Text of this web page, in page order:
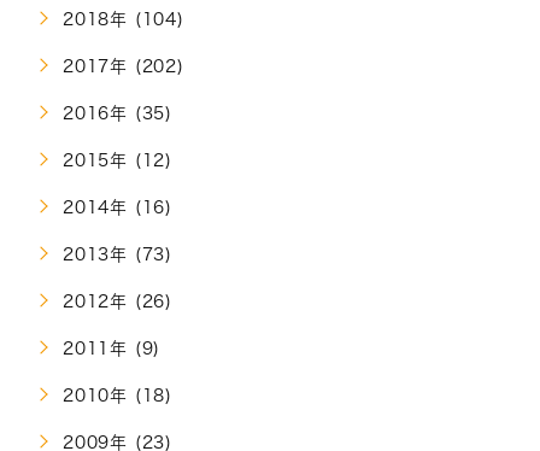
2018年 (104)
2017年 (202)
2016年 (35)
2015年 (12)
2014年 (16)
2013年 (73)
2012年 (26)
2011年 (9)
2010年 (18)
2009年 (23)